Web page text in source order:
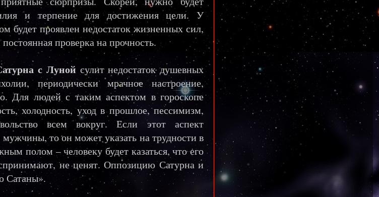
и терпение для достижения цели. У
будет проявлен недостаток жизненных сил,
проверка на прочность.
с Луной сулит недостаток душевных
периодически мрачное настроение,
Для людей с таким аспектом в гороскопе
холодность, уход в прошлое, пессимизм,
всем вокруг. Если этот аспект
мужчины, то он может указать на трудности в
полом – человеку будет казаться, что его
не ценят. Оппозицию Сатурна и
Сатаны».